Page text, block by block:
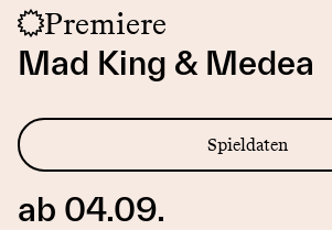
Premiere
Mad King & Medea
Spieldaten
ab 04.09.